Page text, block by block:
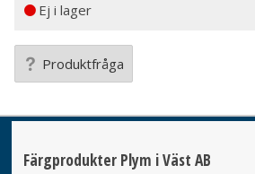
Ej i lager
Produktfråga
Färgprodukter Plym i Väst AB